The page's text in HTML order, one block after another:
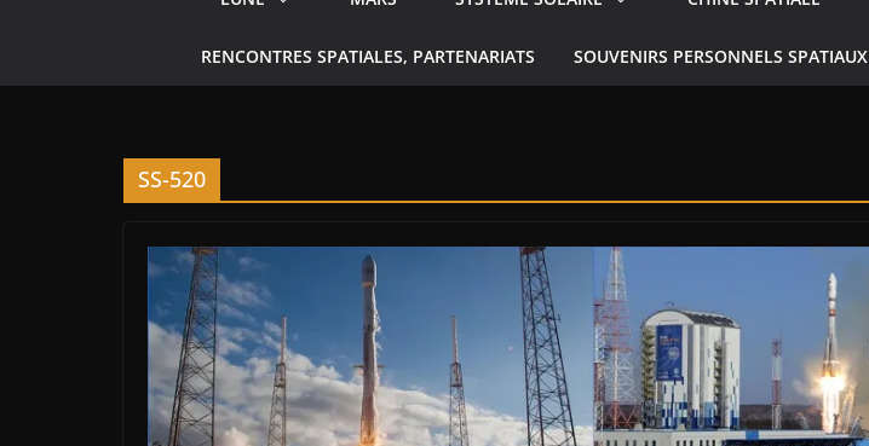
RENCONTRES SPATIALES, PARTENARIATS SOUVENIRS PERSONNELS SPATIAUX
SS-520